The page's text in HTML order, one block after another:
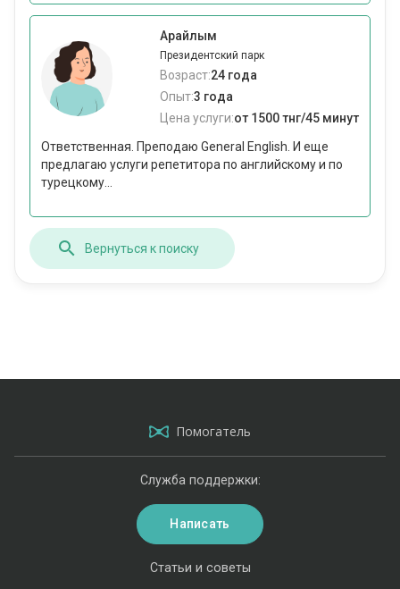
Арайлым
Президентский парк
Возраст:24 года
Опыт:3 года
Цена услуги:от 1500 тнг/45 минут
Ответственная. Преподаю General English. И еще
предлагаю услуги репетитора по английскому и по
турецкому...
Вернуться к поиску
Помогатель
Статьи и советы
Служба поддержки:
Написать